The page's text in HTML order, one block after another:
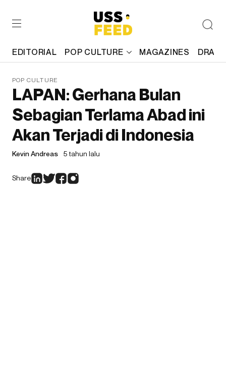
EDITORIAL POP CULTURE MAGAZINES
POP CULTURE
LAPAN: Gerhana Bulan
Sebagian Terlama Abad ini
Akan Terjadi di Indonesia
Kevin Andreas 5 tahun lalu
Share